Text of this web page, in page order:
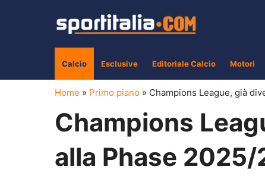
Calcio Esclusive Editoriale Calcio Motori
Home » Primo piano » Champions League, già
Champions
alla Phase